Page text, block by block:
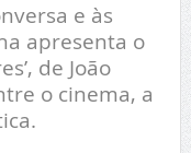
e às
apresenta o
de João
o cinema, a